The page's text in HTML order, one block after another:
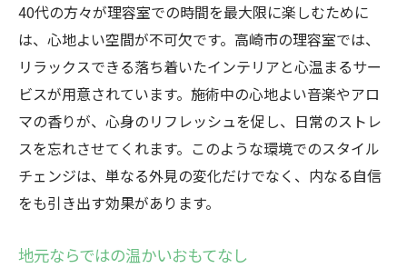
自宅でできるケア方法の提案
スタイル維持に役立つアドバイス
大人のスタイルが40代の人生を豊かにする理由
スタイルチェンジがもたらす自信と幸福感
40代のライフスタイルに合ったヘアスタイ
ル
外見の変化が内面に与える影響
年齢を重ねたからこその魅力を活かす
40代の方々が理容室での時間を最大限に楽しむために
は、心地よい空間が不可欠です。高崎市の理容室では、
リラックスできる落ち着いたインテリアと心温まるサー
ビスが用意されています。施術中の心地よい音楽やアロ
マの香りが、心身のリフレッシュを促し、日常のストレ
スを忘れさせてくれます。このような環境でのスタイル
チェンジは、単なる外見の変化だけでなく、内なる自信
をも引き出す効果があります。
地元ならではの温かいおもてなし